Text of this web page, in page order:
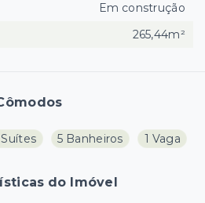
5 Banheiros 1 Vaga
do Imóvel
Em construção
265,44m²